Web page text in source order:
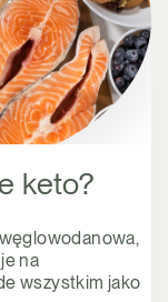
keto?
na
wszystkim jako